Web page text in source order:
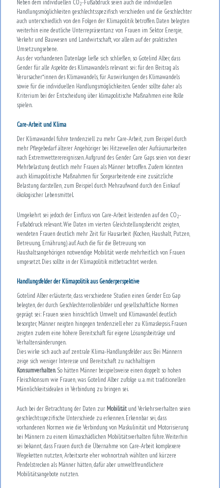
Neben dem individuellen CO2-Fußabdruck seien auch die individuellen
Handlungsmöglichkeiten geschlechtsspezifisch verschieden und die Geschlechter
auch unterschiedlich von den Folgen der Klimapolitik betroffen. Daten belegten
weiterhin eine deutliche Unterrepräsentanz von Frauen im Sektor Energie,
Verkehr und Bauwesen und Landwirtschaft, vor allem auf der praktischen
Umsetzungsebene.
Aus der vorhandenen Datenlage ließe sich schließen, so Gotelind Alber, dass
Gender für alle Aspekte des Klimawandels relevant sei: für den Beitrag als
Verursacher*innen des Klimawandels, für Auswirkungen des Klimawandels
sowie für die individuellen Handlungsmöglichkeiten. Gender sollte daher als
Kriterium bei der Entscheidung über klimapolitische Maßnahmen eine Rolle
spielen.
Care-Arbeit und Klima
Der Klimawandel führe tendenziell zu mehr Care-Arbeit, zum Beispiel durch
mehr Pflegebedarf älterer Angehöriger bei Hitzewellen oder Aufräumarbeiten
nach Extremwetterereignissen. Aufgrund des Gender Care Gaps seien von dieser
Mehrbelastung deutlich mehr Frauen als Männer betroffen. Zudem könnten
auch klimapolitische Maßnahmen für Sorgearbeitende eine zusätzliche
Belastung darstellen, zum Beispiel durch Mehraufwand durch den Einkauf
ökologischer Lebensmittel.
Umgekehrt sei jedoch der Einfluss von Care-Arbeit leistenden auf den CO2-
Fußabdruck relevant. Wie Daten im vierten Gleichstellungsbericht zeigten,
wendeten Frauen deutlich mehr Zeit für Hausarbeit (Kochen, Haushalt, Putzen,
Betreuung, Ernährung) auf. Auch die für die Betreuung von
Haushaltsangehörigen notwendige Mobilität werde mehrheitlich von Frauen
umgesetzt. Dies sollte in der Klimapolitik mitbetrachtet werden.
Handlungsfelder der Klimapolitik aus Genderperspektive
Gotelind Alber erläuterte, dass verschiedene Studien einen Gender Eco Gap
belegten, der durch Geschlechterrollenbilder und gesellschaftliche Normen
geprägt sei: Frauen seien hinsichtlich Umwelt und Klimawandel deutlich
besorgter, Männer neigten hingegen tendenziell eher zu Klimaskepsis. Frauen
zeigten zudem eine höhere Bereitschaft für eigene Lösungsbeiträge und
Verhaltensänderungen.
Dies wirke sich auch auf zentrale Klima-Handlungsfelder aus: Bei Männern
zeige sich weniger Interesse und Bereitschaft zu nachhaltigem
Konsumverhalten. So hätten Männer beispielsweise einen doppelt so hohen
Fleischkonsum wie Frauen, was Gotelind Alber zufolge u. a. mit traditionellen
Männlichkeitsidealen in Verbindung zu bringen sei.
Auch bei der Betrachtung der Daten zur Mobilität und Verkehrsverhalten seien
geschlechtsspezifische Unterschiede zu erkennen. Erkennbar sei, dass
vorhandenen Normen wie die Verbindung von Maskulinität und Motorisierung
bei Männern zu einem klimaschädlichen Mobilitätsverhalten führe. Weiterhin
sei bekannt, dass Frauen durch die Übernahme von Care-Arbeit komplexere
Wegeketten nutzten, Arbeitsorte eher wohnortnah wählten und kürzere
Pendelstrecken als Männer hätten, dafür aber umweltfreundlichere
Mobilitätsangebote nutzten.